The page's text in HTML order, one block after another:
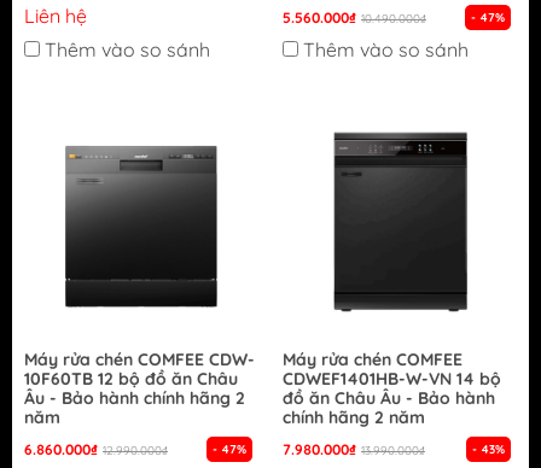
Liên hệ
Thêm vào so sánh
5.560.000₫ 10.490.000₫ - 47%
Thêm vào so sánh
Máy rửa chén COMFEE CDW-
10F60TB 12 bộ đồ ăn Châu
Âu - Bảo hành chính hãng 2
năm
6.860.000₫ 12.990.000₫ - 47%
Máy rửa chén COMFEE
CDWEF1401HB-W-VN 14 bộ
đồ ăn Châu Âu - Bảo hành
chính hãng 2 năm
7.980.000₫ 13.990.000₫ - 43%